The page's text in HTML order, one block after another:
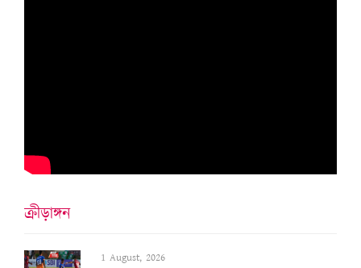
ক্ৰীড়াঙ্গন
1 August, 2026